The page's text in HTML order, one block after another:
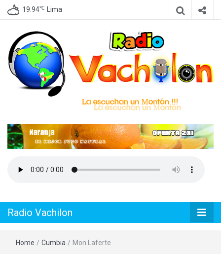
19.94℃ Lima
Radio
Vachilon
Radio Vachilon
Home / Cumbia / Mon Laferte